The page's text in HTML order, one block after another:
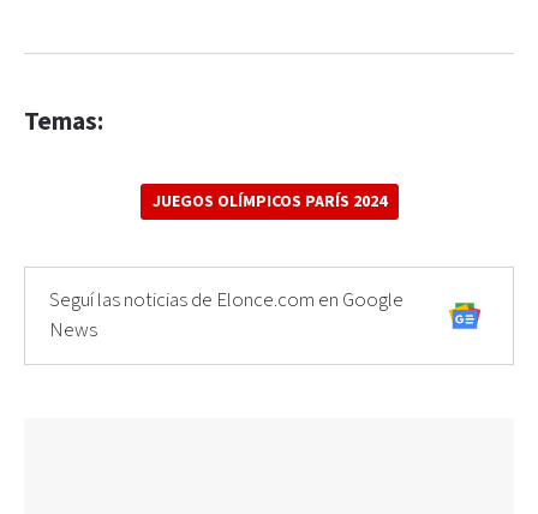
Temas:
JUEGOS OLÍMPICOS PARÍS 2024
Seguí las noticias de Elonce.com en Google
News